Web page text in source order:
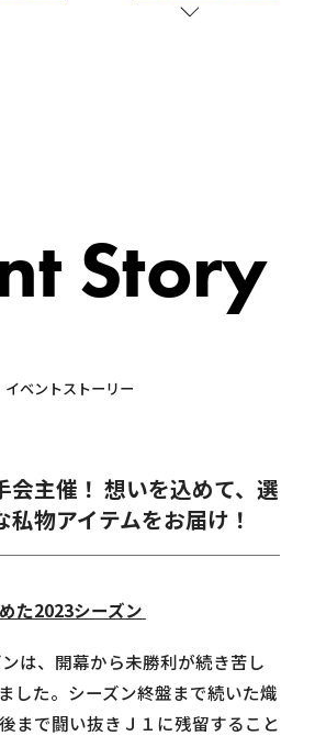
Story
イベントストーリー
会主催！ 想いを込めて、選
物アイテムをお届け！
た2023シーズン
は、開幕から未勝利が続き苦し
した。シーズン終盤まで続いた熾
まで闘い抜きＪ１に残留すること